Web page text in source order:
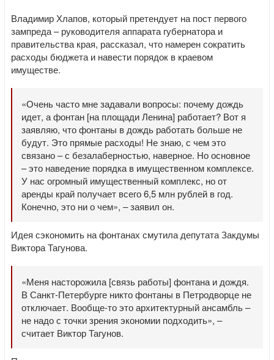
Владимир Хлапов, который претендует на пост первого
зампреда – руководителя аппарата губернатора и
правительства края, рассказал, что намерен сократить
расходы бюджета и навести порядок в краевом
имуществе.
«Очень часто мне задавали вопросы: почему дождь
идет, а фонтан [на площади Ленина] работает? Вот я
заявляю, что фонтаны в дождь работать больше не
будут. Это прямые расходы! Не знаю, с чем это
связано – с безалаберностью, наверное. Но основное
– это наведение порядка в имущественном комплексе.
У нас огромный имущественный комплекс, но от
аренды край получает всего 6,5 млн рублей в год.
Конечно, это ни о чем», – заявил он.
Идея сэкономить на фонтанах смутила депутата Закдумы
Виктора Тагунова.
«Меня насторожила [связь работы] фонтана и дождя.
В Санкт-Петербурге никто фонтаны в Петродворце не
отключает. Вообще-то это архитектурный ансамбль –
не надо с точки зрения экономии подходить», –
считает Виктор Тагунов.